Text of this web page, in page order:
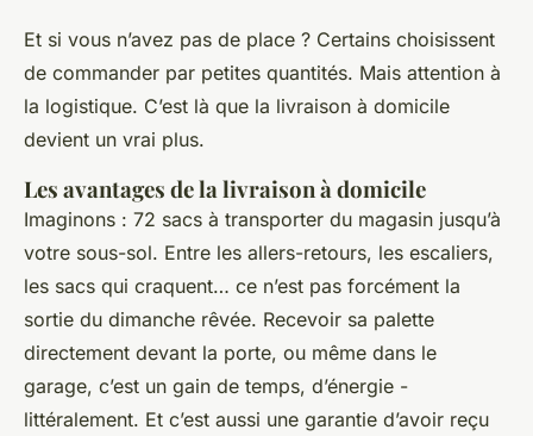
Et si vous n’avez pas de place ? Certains choisissent
de commander par petites quantités. Mais attention à
la logistique. C’est là que la livraison à domicile
devient un vrai plus.
Les avantages de la livraison à domicile
Imaginons : 72 sacs à transporter du magasin jusqu’à
votre sous-sol. Entre les allers-retours, les escaliers,
les sacs qui craquent… ce n’est pas forcément la
sortie du dimanche rêvée. Recevoir sa palette
directement devant la porte, ou même dans le
garage, c’est un gain de temps, d’énergie -
littéralement. Et c’est aussi une garantie d’avoir reçu